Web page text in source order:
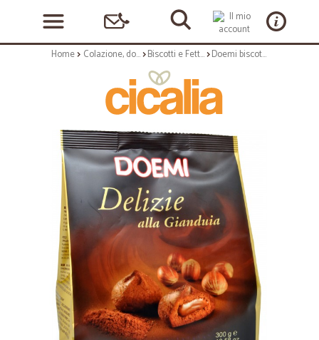
Home Colazione, dolciumi e snack Biscotti e Fette Biscottate Doemi biscotti delizie alla gianduia gr.300